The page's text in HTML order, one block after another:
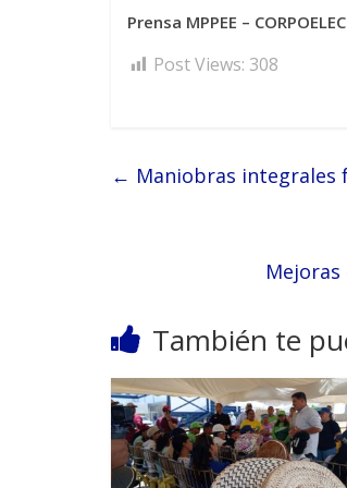
Prensa MPPEE – CORPOELEC
Post Views: 308
← Maniobras
También te